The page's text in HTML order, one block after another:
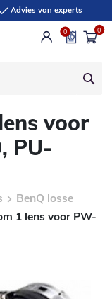
Advies van experts
0 0
voor
PU-
BenQ losse
1 lens voor PW-